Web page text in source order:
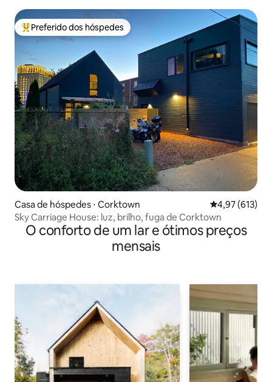
Entre os melhores preferidos dos hóspedes
Preferido dos hóspedes
Casa de hóspedes ⋅ Corktown 4,97 de uma
4,97 (613)
Sky Carriage House: luz, brilho, fuga de Corktown
O conforto de um lar e ótimos preços
mensais